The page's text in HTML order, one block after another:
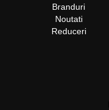
Branduri
Noutati
Reduceri